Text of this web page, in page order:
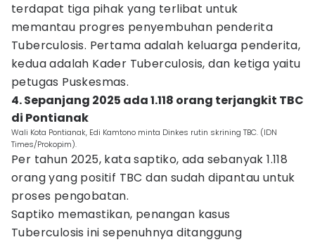
terdapat tiga pihak yang terlibat untuk
memantau progres penyembuhan penderita
Tuberculosis. Pertama adalah keluarga penderita,
kedua adalah Kader Tuberculosis, dan ketiga yaitu
petugas Puskesmas.
4. Sepanjang 2025 ada 1.118 orang terjangkit TBC
di Pontianak
Wali Kota Pontianak, Edi Kamtono minta Dinkes rutin skrining TBC. (IDN
Times/Prokopim).
Per tahun 2025, kata saptiko, ada sebanyak 1.118
orang yang positif TBC dan sudah dipantau untuk
proses pengobatan.
Saptiko memastikan, penangan kasus
Tuberculosis ini sepenuhnya ditanggung